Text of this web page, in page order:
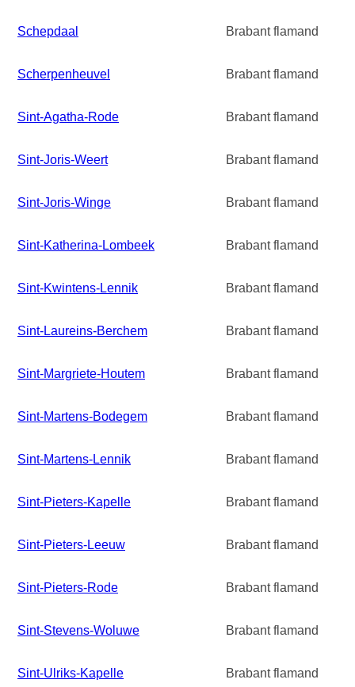
Schepdaal Brabant flamand
Scherpenheuvel Brabant flamand
Sint-Agatha-Rode Brabant flamand
Sint-Joris-Weert Brabant flamand
Sint-Joris-Winge Brabant flamand
Sint-Katherina-Lombeek Brabant flamand
Sint-Kwintens-Lennik Brabant flamand
Sint-Laureins-Berchem Brabant flamand
Sint-Margriete-Houtem Brabant flamand
Sint-Martens-Bodegem Brabant flamand
Sint-Martens-Lennik Brabant flamand
Sint-Pieters-Kapelle Brabant flamand
Sint-Pieters-Leeuw Brabant flamand
Sint-Pieters-Rode Brabant flamand
Sint-Stevens-Woluwe Brabant flamand
Sint-Ulriks-Kapelle Brabant flamand